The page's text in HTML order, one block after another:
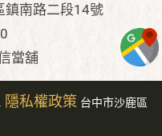
鎮南路二段14號
當舖
隱私權政策 台中市沙鹿區